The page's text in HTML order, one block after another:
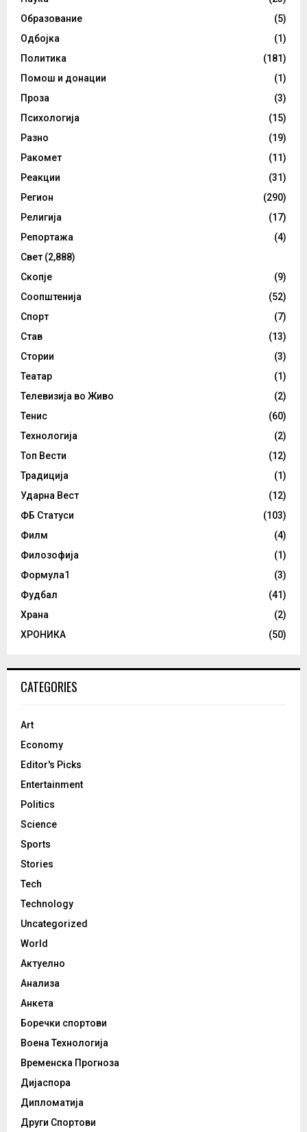
Образование
(5)
Одбојка
(1)
Политика
(181)
Помош и донации
(1)
Проза
(3)
Психологија
(15)
Разно
(19)
Ракомет
(11)
Реакции
(31)
Регион
(290)
Религија
(17)
Репортажа
(4)
Свет (2,888)
Скопје
(9)
Соопштенија
(52)
Спорт
(7)
Став
(13)
Стории
(3)
Театар
(1)
Телевизија во Живо
(2)
Тенис
(60)
Технологија
(2)
Топ Вести
(12)
Традиција
(1)
Ударна Вест
(12)
ФБ Статуси
(103)
Филм
(4)
Филозофија
(1)
Формула1
(3)
Фудбал
(41)
Храна
(2)
ХРОНИКА
(50)
CATEGORIES
Art
Economy
Editor's Picks
Entertainment
Politics
Science
Sports
Stories
Tech
Technology
Uncategorized
World
Актуелно
Анализа
Анкета
Боречки спортови
Воена Технологија
Временска Прогноза
Дијаспора
Дипломатија
Други Спортови